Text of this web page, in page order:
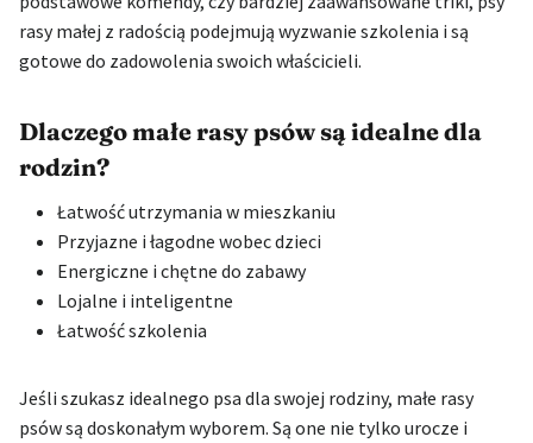
rasy małej z radością podejmują wyzwanie szkolenia i są
gotowe do zadowolenia swoich właścicieli.
Dlaczego małe rasy psów są idealne dla
rodzin?
Łatwość utrzymania w mieszkaniu
Przyjazne i łagodne wobec dzieci
Energiczne i chętne do zabawy
Lojalne i inteligentne
Łatwość szkolenia
Jeśli szukasz idealnego psa dla swojej rodziny, małe rasy
psów są doskonałym wyborem. Są one nie tylko urocze i